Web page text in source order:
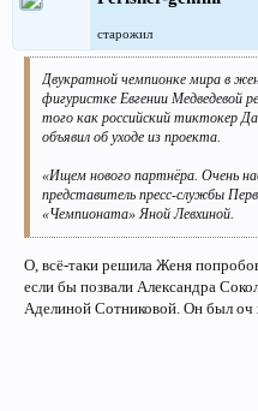
трудно достать.
Дарья Мороз - Максим Маринин.
Дарья слишком увлеклась тем,
издыхании».
Запорола все верхние поддержки и
наполовинку…
Маринин, конечно, вытянул танец,
Елизавета Арзамасова - Никита
Что тут скажешь…
Кацалапову орден «за
Манёвр с кружками мне не
коллегами рискуете, и совсем
бросаете. Мы в недоумении: а если
старожил
Двукратной чемпионке мира в
фигуристке Евгении Медведевой
того как российский тиктокер
объявил об уходе из проекта.
«Ищем нового партнёра. Очень
представитель пресс-службы
«Чемпионата» Яной Левхиной.
О, всё-таки решила Женя
если бы позвали Александра
Аделиной Сотниковой. Он был